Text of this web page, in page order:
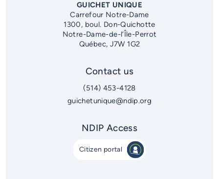
GUICHET UNIQUE
Carrefour Notre-Dame
1300, boul. Don-Quichotte
Notre-Dame-de-l’Île-Perrot
Québec, J7W 1G2
Contact us
(514) 453-4128
guichetunique@ndip.org
NDIP Access
Citizen portal